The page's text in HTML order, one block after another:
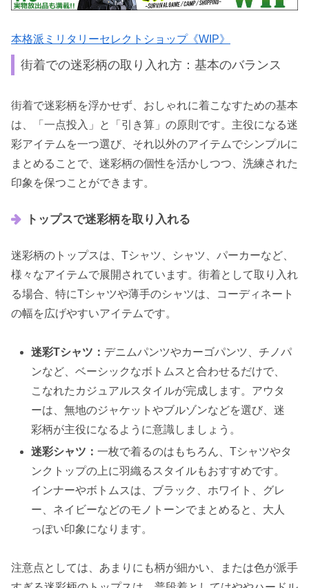
本格派ミリタリーセレクトショップ《WIP》
街着での迷彩柄の取り入れ方：基本のバランス
街着で迷彩柄を浮かせず、おしゃれに着こなすための基本
は、「一点投入」と「引き算」の原則です。主役になる迷
彩アイテムを一つ選び、それ以外のアイテムでシンプルに
まとめることで、迷彩柄の個性を活かしつつ、洗練された
印象を保つことができます。
トップスで迷彩柄を取り入れる
迷彩柄のトップスは、Tシャツ、シャツ、パーカーなど、
様々なアイテムで展開されています。街着として取り入れ
る場合、特にTシャツや薄手のシャツは、コーディネート
の幅を広げやすいアイテムです。
迷彩Tシャツ： デニムパンツやカーゴパンツ、チノパ
ンなど、ベーシックなボトムスと合わせるだけで、
こなれたカジュアルスタイルが完成します。アウタ
ーは、無地のジャケットやブルゾンなどを選び、迷
彩柄が主役になるように意識しましょう。
迷彩シャツ：一枚で着るのはもちろん、Tシャツやタ
ンクトップの上に羽織るスタイルもおすすめです。
インナーやボトムスは、ブラック、ホワイト、グレ
ー、ネイビーなどのモノトーンでまとめると、大人
っぽい印象になります。
注意点としては、あまりにも柄が細かい、または色が派手